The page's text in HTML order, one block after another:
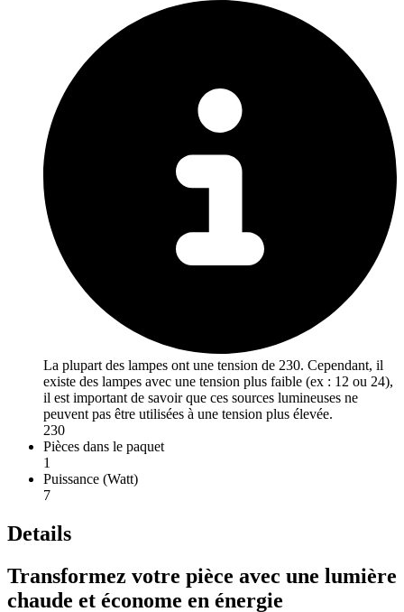
La plupart des lampes ont une tension de 230. Cependant, il
existe des lampes avec une tension plus faible (ex : 12 ou 24),
il est important de savoir que ces sources lumineuses ne
peuvent pas être utilisées à une tension plus élevée.
230
Pièces dans le paquet
1
Puissance (Watt)
7
Details
Transformez votre pièce avec une lumière
chaude et économe en énergie